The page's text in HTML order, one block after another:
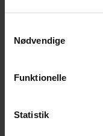
Nødvendige
Funktionelle
Statistik
Compact F200 W